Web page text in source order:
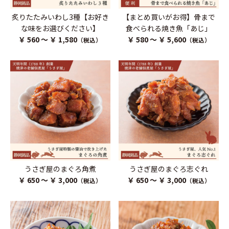
炙りたたみいわし3種【お好き
な味をお選びください】
￥ 560 ～ ￥ 1,580 （税込）
【まとめ買いがお得】骨まで
食べられる焼き魚「あじ」
￥ 580 ～ ￥ 5,600（税込）
うさぎ屋のまぐろ角煮
￥ 650 ～ ￥ 3,000 （税込）
うさぎ屋のまぐろ志ぐれ
￥ 650 ～ ￥ 3,000（税込）